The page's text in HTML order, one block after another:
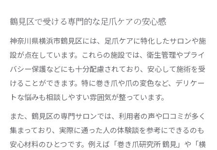
鶴見区で受ける専門的な足爪ケアの安心感
神奈川県横浜市鶴見区には、足爪ケアに特化したサロンや施
設が点在しています。これらの施設では、衛生管理やプライ
バシー保護などにも十分配慮されており、安心して施術を受
けることができます。特に巻き爪や爪の変色など、デリケー
トな悩みも相談しやすい雰囲気が整っています。
また、鶴見区の専門サロンでは、利用者の声や口コミが多く
集まっており、実際に通った人の体験談を参考にできるのも
安心材料のひとつです。例えば「巻き爪研究所 鶴見」や「横